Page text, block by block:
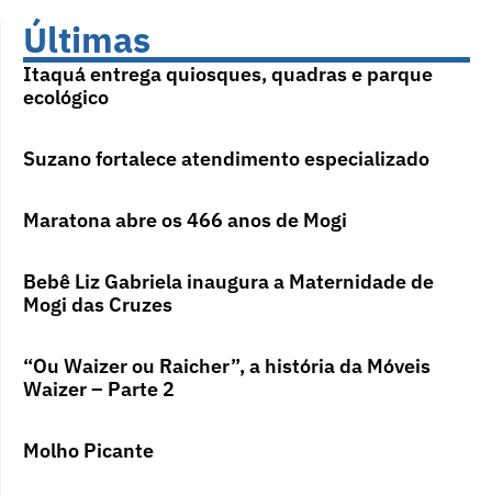
Últimas
Itaquá entrega quiosques, quadras e parque
ecológico
Suzano fortalece atendimento especializado
Maratona abre os 466 anos de Mogi
Bebê Liz Gabriela inaugura a Maternidade de
Mogi das Cruzes
“Ou Waizer ou Raicher”, a história da Móveis
Waizer – Parte 2
Molho Picante